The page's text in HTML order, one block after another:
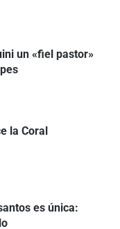
un «fiel pastor»
la Coral
es única: